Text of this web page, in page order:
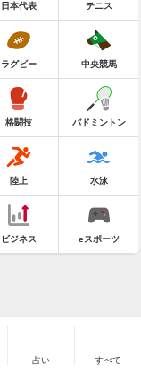
日本代表 テニス
ラグビー 中央競馬
格闘技 バドミントン
陸上 水泳
ビジネス eスポーツ
占い すべて